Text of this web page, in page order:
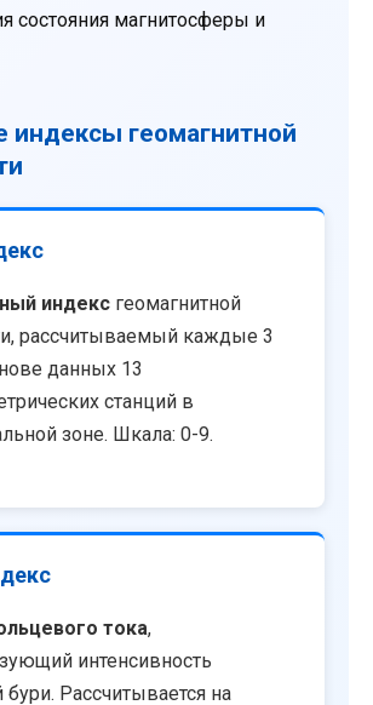
состояния магнитосферы и
индексы геомагнитной
индекс геомагнитной
рассчитываемый каждые 3
данных 13
станций в
зоне. Шкала: 0-9.
тока,
интенсивность
бури. Рассчитывается на